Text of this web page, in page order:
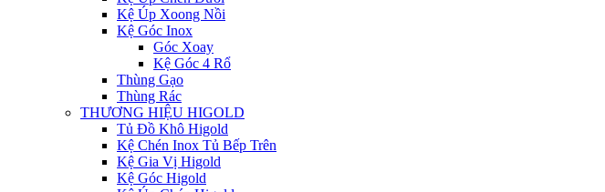
Kệ Úp Xoong Nồi
Kệ Góc Inox
Góc Xoay
Kệ Góc 4 Rổ
Thùng Gạo
Thùng Rác
THƯƠNG HIỆU HIGOLD
Tủ Đồ Khô Higold
Kệ Chén Inox Tủ Bếp Trên
Kệ Gia Vị Higold
Kệ Góc Higold